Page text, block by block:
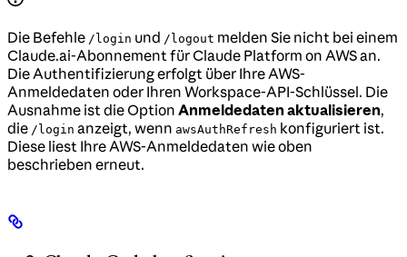
Die Befehle /login und /logout melden Sie nicht bei einem
Claude.ai-Abonnement für Claude Platform on AWS an.
Die Authentifizierung erfolgt über Ihre AWS-
Anmeldedaten oder Ihren Workspace-API-Schlüssel. Die
Ausnahme ist die Option Anmeldedaten aktualisieren,
die /login anzeigt, wenn awsAuthRefresh konfiguriert ist.
Diese liest Ihre AWS-Anmeldedaten wie oben
beschrieben erneut.